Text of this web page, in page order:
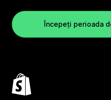
Începeți perioada